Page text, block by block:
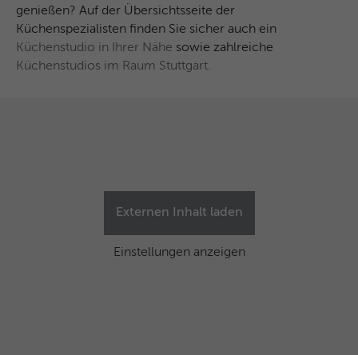
genießen? Auf der Übersichtsseite der
Küchenspezialisten finden Sie sicher auch ein
Küchenstudio in Ihrer Nähe sowie zahlreiche
Küchenstudios im Raum Stuttgart.
Externen Inhalt laden
Einstellungen anzeigen